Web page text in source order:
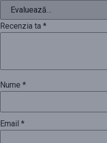
Recenzia ta *
Nume *
Email *